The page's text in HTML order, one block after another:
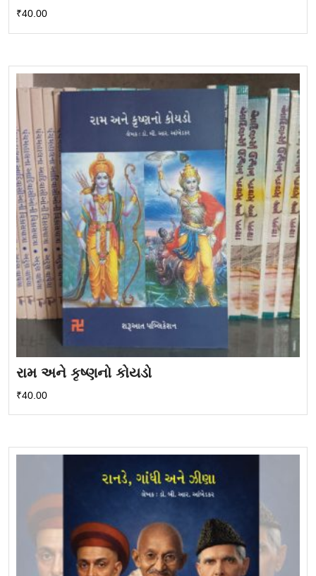
₹40.00
રામ અને કૃષ્ણનો કોયડો
₹40.00